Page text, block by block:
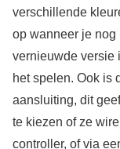
verschillende
op wanneer je
vernieuwde versie
het spelen. Ook is
aansluiting, dit
te kiezen of ze
controller, of via